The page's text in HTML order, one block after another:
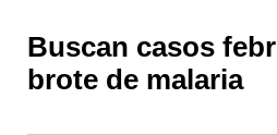
Buscan casos
brote de malaria